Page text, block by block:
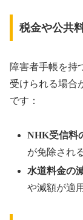
税金や公共
障害者手帳を持
受けられる場合
です：
NHK受信料
が免除され
水道料金の
や減額が適